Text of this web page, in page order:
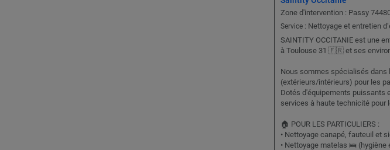
Zone d'intervention : Passy
Service : Nettoyage et entretien
SAINTITY OCCITANIE est une
à Toulouse 31 🇫🇷 et ses
Nous sommes spécialisés
(extérieurs/intérieurs) pour les
Dotés d'équipements puissants
services à haute technicité pour
🏠 POUR LES PARTICULIERS :
• Nettoyage canapé, fauteuil et
• Nettoyage matelas 🛌 (hygiène